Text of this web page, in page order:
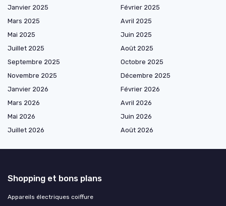
Janvier 2025
Février 2025
Mars 2025
Avril 2025
Mai 2025
Juin 2025
Juillet 2025
Août 2025
Septembre 2025
Octobre 2025
Novembre 2025
Décembre 2025
Janvier 2026
Février 2026
Mars 2026
Avril 2026
Mai 2026
Juin 2026
Juillet 2026
Août 2026
Shopping et bons plans
Appareils électriques coiffure